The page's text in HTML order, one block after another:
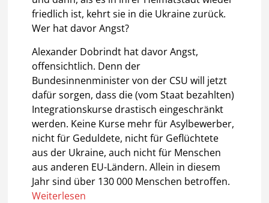
friedlich ist, kehrt sie in die Ukraine zurück.
Wer hat davor Angst?
Alexander Dobrindt hat davor Angst,
offensichtlich. Denn der
Bundesinnenminister von der CSU will jetzt
dafür sorgen, dass die (vom Staat bezahlten)
Integrationskurse drastisch eingeschränkt
werden. Keine Kurse mehr für Asylbewerber,
nicht für Geduldete, nicht für Geflüchtete
aus der Ukraine, auch nicht für Menschen
aus anderen EU-Ländern. Allein in diesem
Jahr sind über 130 000 Menschen betroffen.
Weiterlesen